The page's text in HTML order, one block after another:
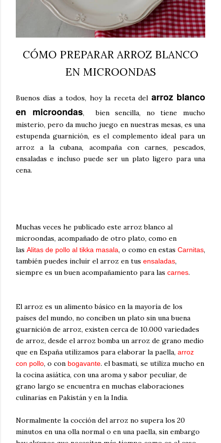
CÓMO PREPARAR ARROZ BLANCO
EN MICROONDAS
Buenos días a todos, hoy la receta del arroz blanco
en microondas, bien sencilla, no tiene mucho
misterio, pero da mucho juego en nuestras mesas, es una
estupenda guarnición, es el complemento ideal para un
arroz a la cubana, acompaña con carnes, pescados,
ensaladas e incluso puede ser un plato ligero para una
cena.
Muchas veces he publicado este arroz blanco al
microondas, acompañado de otro plato, como en
las Alitas de pollo al tikka masala, o como en estas Carnitas,
también puedes incluir el arroz en tus ensaladas,
siempre es un buen acompañamiento para las carnes.
El arroz es un alimento básico en la mayoría de los
países del mundo, no conciben un plato sin una buena
guarnición de arroz, existen cerca de 10.000 variedades
de arroz, desde el arroz bomba un arroz de grano medio
que en España utilizamos para elaborar la paella, arroz
con pollo, o con bogavante. el basmati, se utiliza mucho en
la cocina asiática, con una aroma y sabor peculiar, de
grano largo se encuentra en muchas elaboraciones
culinarias en Pakistán y en la India.
Normalmente la cocción del arroz no supera los 20
minutos en una olla normal o en una paella, sin embargo